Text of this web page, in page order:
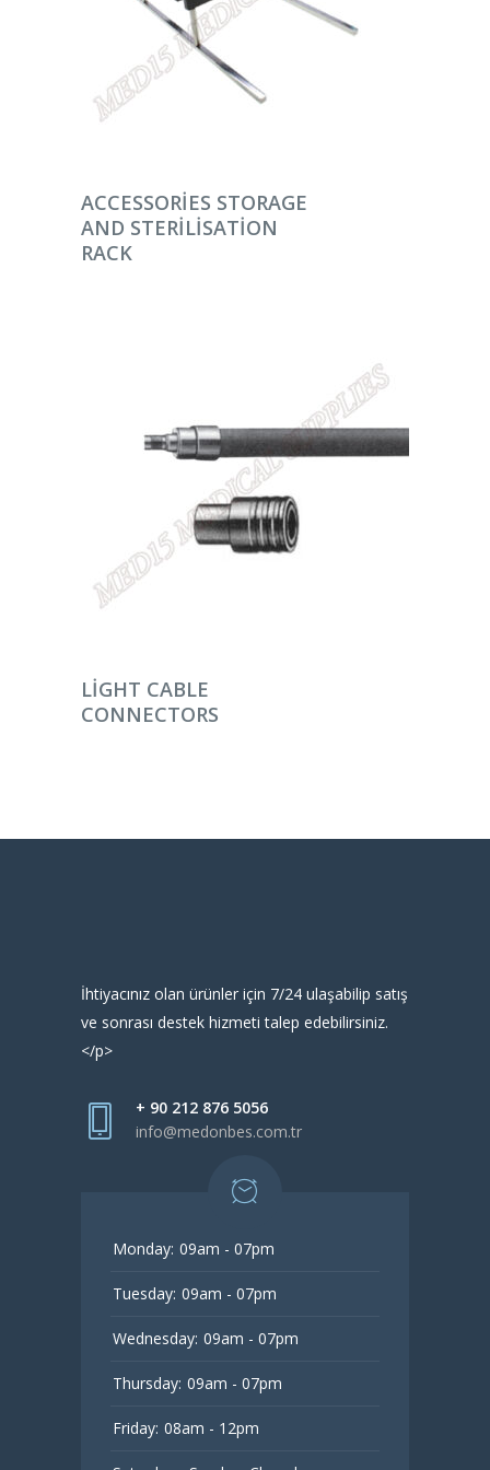
DEVAMINI OKU
ACCESSORIES STORAGE
AND STERILISATION
RACK
DEVAMINI OKU
LIGHT CABLE
CONNECTORS
İhtiyacınız olan ürünler için 7/24 ulaşabilip satış
ve sonrası destek hizmeti talep edebilirsiniz.
</p>
+ 90 212 876 5056
info@medonbes.com.tr
Monday: 09am - 07pm
Tuesday: 09am - 07pm
Wednesday: 09am - 07pm
Thursday: 09am - 07pm
Friday: 08am - 12pm